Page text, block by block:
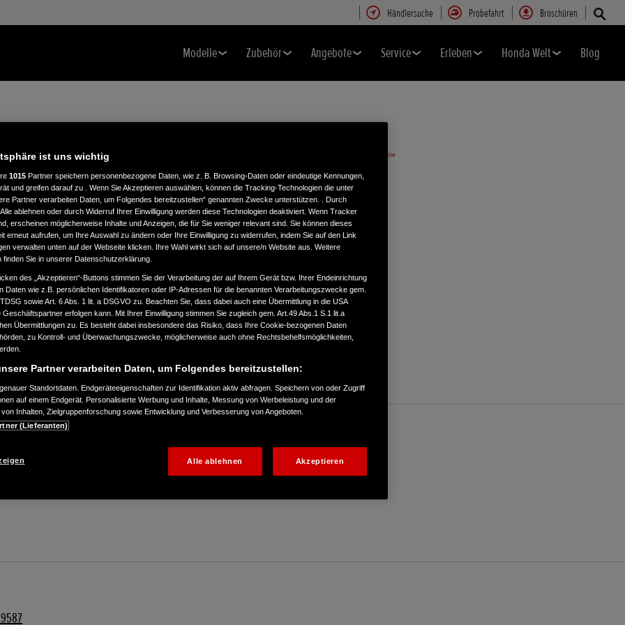
Händlersuche Probefahrt Broschüren
Modelle Zubehör Angebote Service Erleben Honda Welt Blog
ist uns wichtig
1015 Partner speichern personenbezogene Daten, wie z. B. Browsing-Daten oder eindeutige Kennungen,
und greifen darauf zu . Wenn Sie Akzeptieren auswählen, können die Tracking-Technologien die unter
Partner verarbeiten Daten, um Folgendes bereitzustellen“ genannten Zwecke unterstützen. . Durch
ablehnen oder durch Widerruf Ihrer Einwilligung werden diese Technologien deaktiviert. Wenn Tracker
erscheinen möglicherweise Inhalte und Anzeigen, die für Sie weniger relevant sind. Sie können dieses
erneut aufrufen, um Ihre Auswahl zu ändern oder Ihre Einwilligung zu widerrufen, indem Sie auf den Link
verwalten unten auf der Webseite klicken. Ihre Wahl wirkt sich auf unsere/n Website aus. Weitere
finden Sie in unserer Datenschutzerklärung.
des „Akzeptieren“-Buttons stimmen Sie der Verarbeitung der auf Ihrem Gerät bzw. Ihrer Endeinrichtung
Daten wie z.B. persönlichen Identifikatoren oder IP-Adressen für die benannten Verarbeitungszwecke gem.
sowie Art. 6 Abs. 1 lit. a DSGVO zu. Beachten Sie, dass dabei auch eine Übermittlung in die USA
erfolgen kann. Mit Ihrer Einwilligung stimmen Sie zugleich gem. Art.49 Abs.1 S.1 lit.a
Übermittlungen zu. Es besteht dabei insbesondere das Risiko, dass Ihre Cookie-bezogenen Daten
zu Kontroll- und Überwachungszwecke, möglicherweise auch ohne Rechtsbehelfsmöglichkeiten,
Partner verarbeiten Daten, um Folgendes bereitzustellen:
Standortdaten. Endgeräteeigenschaften zur Identifikation aktiv abfragen. Speichern von oder Zugriff
auf einem Endgerät. Personalisierte Werbung und Inhalte, Messung von Werbeleistung und der
Inhalten, Zielgruppenforschung sowie Entwicklung und Verbesserung von Angeboten.
(Lieferanten)
Alle ablehnen Akzeptieren